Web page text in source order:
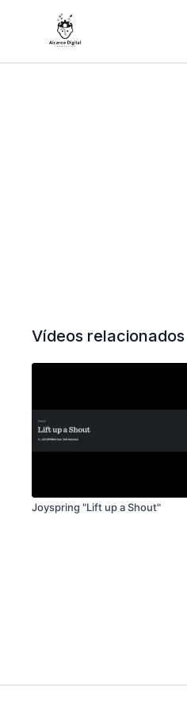
Vídeos relacionados
Joyspring "Lift up a Shout"